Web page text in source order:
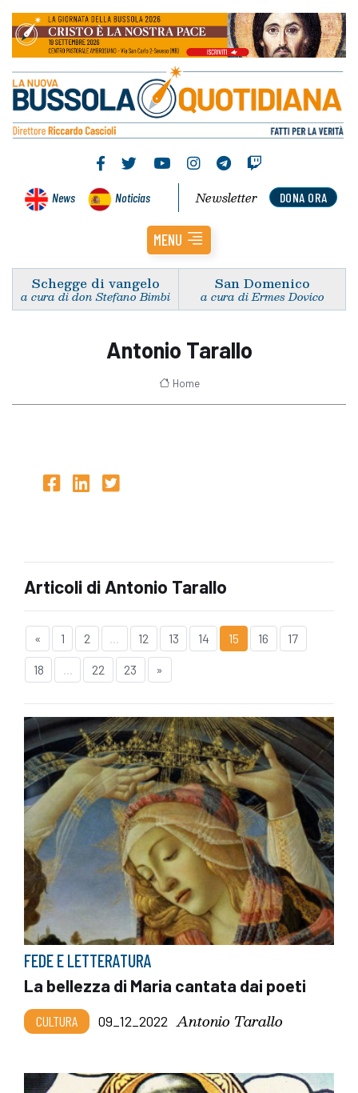
News Noticias DONA ORA
Newsletter
MENU
Schegge di vangelo
a cura di don Stefano Bimbi
San Domenico
a cura di Ermes Dovico
Antonio Tarallo
Home
Articoli di Antonio Tarallo
« 1 2 12 13 14 15 16 17
18 ... 22 23 »
FEDE E LETTERATURA
La bellezza di Maria cantata dai poeti
CULTURA 09_12_2022 Antonio Tarallo